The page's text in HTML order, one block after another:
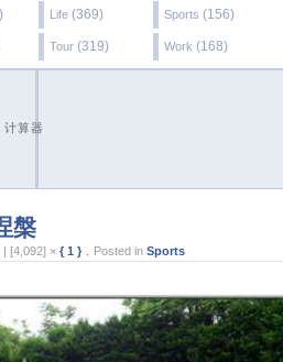
Life (369) Sports (156)
Tour (319) Work (168)
计算器
槃
| [4,092] ×{ 1 } ，Posted inSports